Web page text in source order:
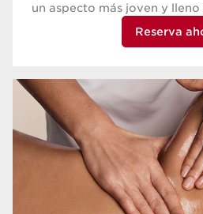
un aspecto más joven y lleno
Reserva